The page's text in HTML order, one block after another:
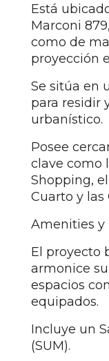
Está
Marconi
como de
proyección
Se sitúa en
para residir
urbanístico.
Posee
clave como
Shopping,
Cuarto y las
Amenities y
El proyecto
armonice
espacios
equipados.
Incluye un
(SUM).